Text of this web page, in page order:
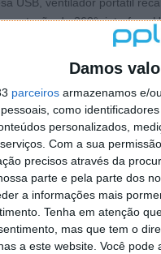
Damos
parceiros armazenamos e/
como
personalizados,
Com a sua
precisos através da
parte e pela parte dos
a informações mais
Tenha em atenção
mas que tem o
a este website. Você
rotação de 360°, interface
Ver na Amazon
estimação
EVERSWEET 2L,
de água para gatos,
de água, luz LED.
Ver na Amazon